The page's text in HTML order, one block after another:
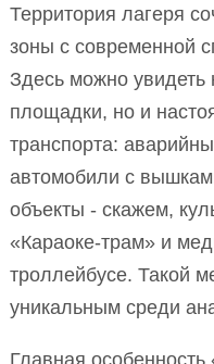
Территория лагеря
зоны с современной
Здесь можно увидеть
площадки, но и
транспорта:
автомобили с
объекты - скажем,
«Караоке-трам» и
троллейбусе. Такой
уникальным среди
Главная